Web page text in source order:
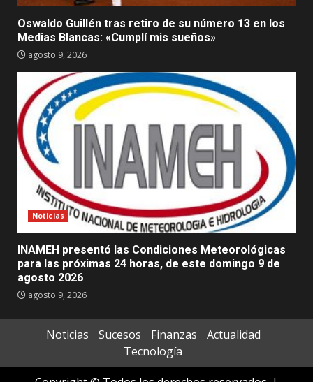
Oswaldo Guillén tras retiro de su número 13 en los
Medias Blancas: «Cumplí mis sueños»
agosto 9, 2026
Noticias
INAMEH presentó las Condiciones Meteorológicas
para las próximas 24 horas, de este domingo 9 de
agosto 2026
agosto 9, 2026
Noticias Sucesos Finanzas
Actualidad
Tecnología